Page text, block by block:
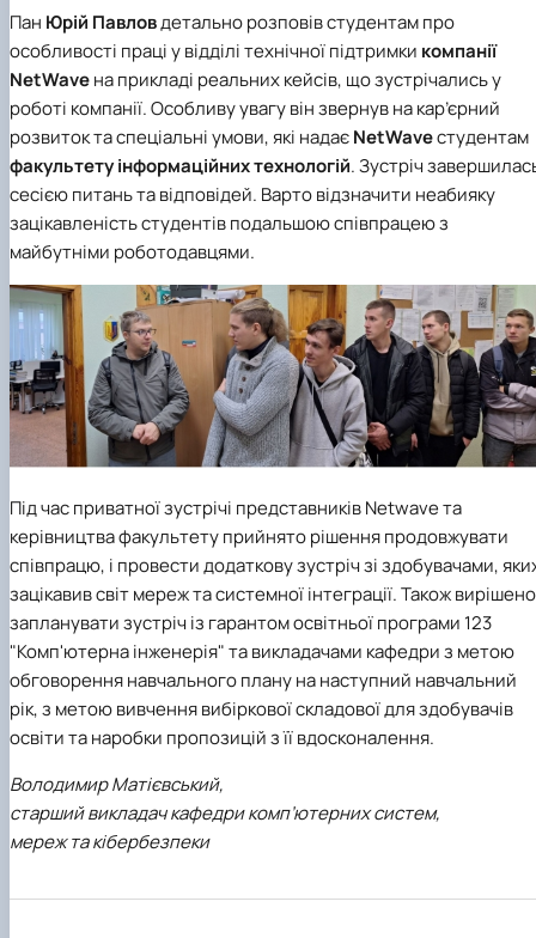
Пан Юрій Павловдетально розповів студентам про
особливості праці у відділі технічної підтримки компанії
NetWaveна прикладі реальнихкейсів, що зустрічались у
роботі компанії. Особливу увагу він звернув на кар’єрний
розвиток та спеціальні умови, які надаєNetWaveстудентам
факультету інформаційних технологій. Зустріч
сесією питань та відповідей. Варто відзначити неабияку
зацікавленість студентів подальшою співпрацею з
майбутніми роботодавцями.
Під час приватної зустрічі представників Netwave та
керівництва факультету прийнято рішення продовжувати
співпрацю, і провести додаткову зустріч зі здобувачами,
зацікавив світ мереж та системної інтеграції. Також вирішено
запланувати зустріч із гарантом освітньої програми 123
"Комп'ютерна інженерія"та викладачами кафедри з метою
обговорення навчального плану на наступний навчальний
рік, з метою вивчення вибіркової складової для здобувачів
освіти та наробки пропозицій з її вдосконалення.
Володимир Матієвський,
старший викладач кафедри комп’ютерних систем,
мереж та кібербезпеки